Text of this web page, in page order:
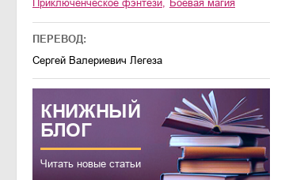
приключенческое фэнтези
боевая магия
ПЕРЕВОД:
Сергей Валериевич Легеза
КНИЖНЫЙ
БЛОГ
Читать новые статьи